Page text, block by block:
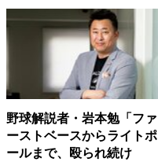
野球解説者・岩本勉「ファ
ーストベースからライトポ
ールまで、殴られ続け